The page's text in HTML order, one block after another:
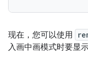
现在，您可以使用
入画中画模式时要显